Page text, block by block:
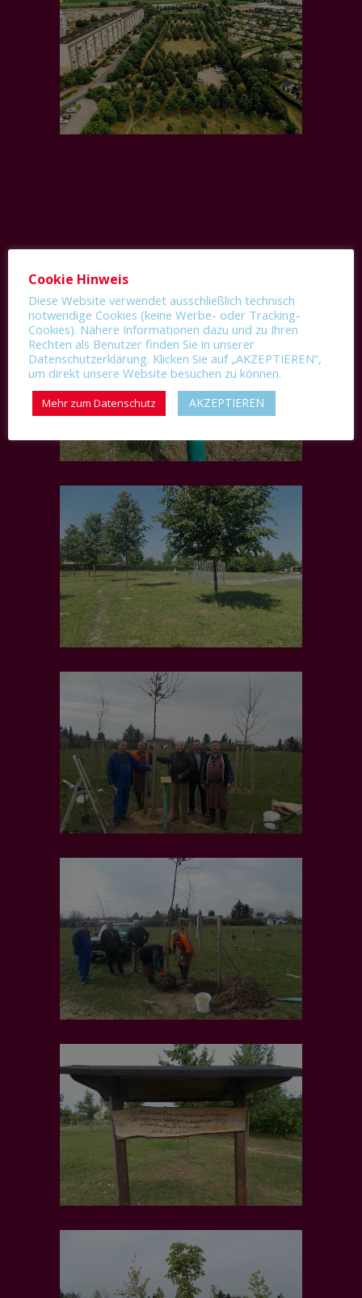
Projektbilder
Cookie Hinweis
Diese Website verwendet ausschließlich technisch
notwendige Cookies (keine Werbe- oder Tracking-
Cookies). Nähere Informationen dazu und zu Ihren
Rechten als Benutzer finden Sie in unserer
Datenschutzerklärung. Klicken Sie auf „AKZEPTIEREN“,
um direkt unsere Website besuchen zu können.
Mehr zum Datenschutz AKZEPTIEREN